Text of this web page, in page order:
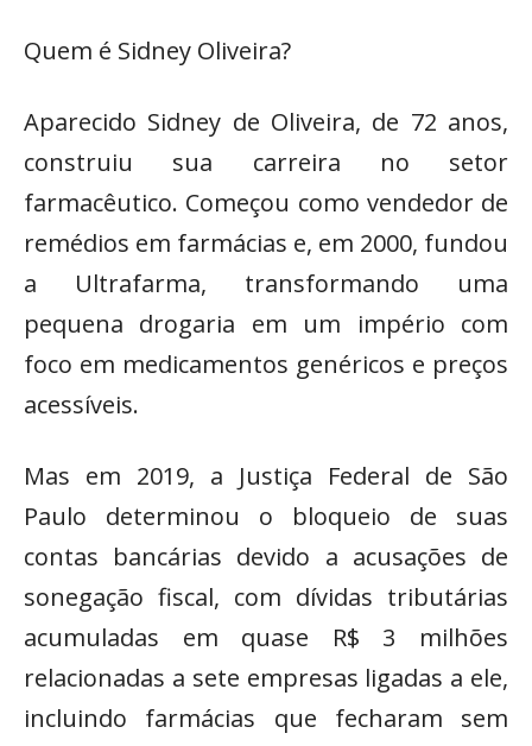
Quem é Sidney Oliveira?
Aparecido Sidney de Oliveira, de 72 anos,
construiu sua carreira no setor
farmacêutico. Começou como vendedor de
remédios em farmácias e, em 2000, fundou
a Ultrafarma, transformando uma
pequena drogaria em um império com
foco em medicamentos genéricos e preços
acessíveis.
Mas em 2019, a Justiça Federal de São
Paulo determinou o bloqueio de suas
contas bancárias devido a acusações de
sonegação fiscal, com dívidas tributárias
acumuladas em quase R$ 3 milhões
relacionadas a sete empresas ligadas a ele,
incluindo farmácias que fecharam sem